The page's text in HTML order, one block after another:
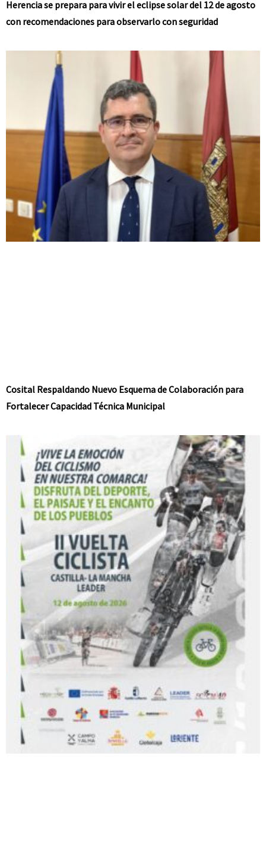
Herencia se prepara para vivir el eclipse solar del 12 de agosto
con recomendaciones para observarlo con seguridad
Cosital Respaldando Nuevo Esquema de Colaboración para
Fortalecer Capacidad Técnica Municipal